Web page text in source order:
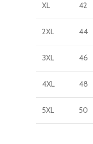
XL 42
2XL 44
3XL 46
4XL 48
5XL 50